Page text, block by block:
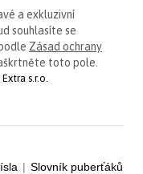
a exkluzivní
souhlasíte se
Zásad ochrany
toto pole.
s.r.o.
| Slovník puberťáků